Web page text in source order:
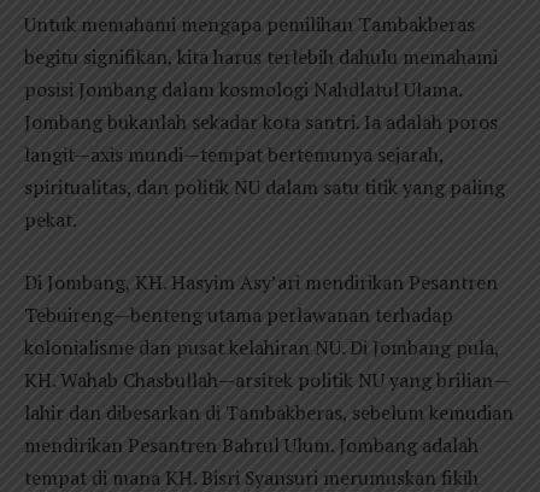
Untuk memahami mengapa pemilihan Tambakberas
begitu signifikan, kita harus terlebih dahulu memahami
posisi Jombang dalam kosmologi Nahdlatul Ulama.
Jombang bukanlah sekadar kota santri. Ia adalah poros
langit—axis mundi—tempat bertemunya sejarah,
spiritualitas, dan politik NU dalam satu titik yang paling
pekat.
Di Jombang, KH. Hasyim Asy’ari mendirikan Pesantren
Tebuireng—benteng utama perlawanan terhadap
kolonialisme dan pusat kelahiran NU. Di Jombang pula,
KH. Wahab Chasbullah—arsitek politik NU yang brilian—
lahir dan dibesarkan di Tambakberas, sebelum kemudian
mendirikan Pesantren Bahrul Ulum. Jombang adalah
tempat di mana KH. Bisri Syansuri merumuskan fikih